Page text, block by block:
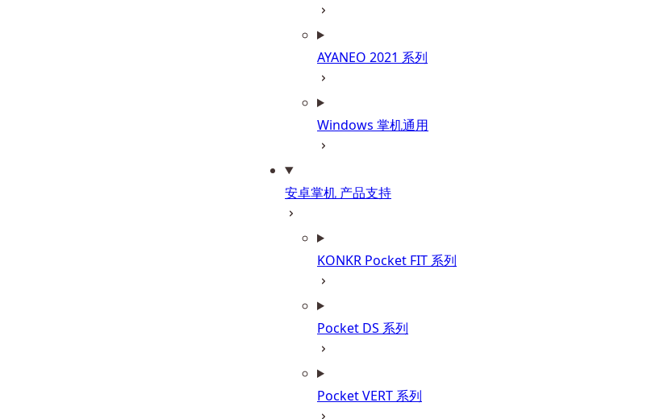
AYANEO 2021 系列
Windows 掌机通用
安卓掌机 产品支持
KONKR Pocket FIT 系列
Pocket DS 系列
Pocket VERT 系列